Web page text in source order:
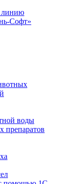
линию
Софт»
воды
препаратов